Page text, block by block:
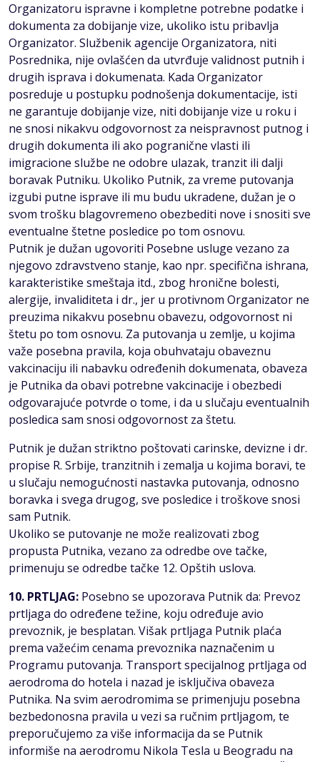
Organizatoru ispravne i kompletne potrebne podatke i
dokumenta za dobijanje vize, ukoliko istu pribavlja
Organizator. Službenik agencije Organizatora, niti
Posrednika, nije ovlašćen da utvrđuje validnost putnih i
drugih isprava i dokumenata. Kada Organizator
posreduje u postupku podnošenja dokumentacije, isti
ne garantuje dobijanje vize, niti dobijanje vize u roku i
ne snosi nikakvu odgovornost za neispravnost putnog i
drugih dokumenta ili ako pogranične vlasti ili
imigracione službe ne odobre ulazak, tranzit ili dalji
boravak Putniku. Ukoliko Putnik, za vreme putovanja
izgubi putne isprave ili mu budu ukradene, dužan je o
svom trošku blagovremeno obezbediti nove i snositi sve
eventualne štetne posledice po tom osnovu.
Putnik je dužan ugovoriti Posebne usluge vezano za
njegovo zdravstveno stanje, kao npr. specifična ishrana,
karakteristike smeštaja itd., zbog hronične bolesti,
alergije, invaliditeta i dr., jer u protivnom Organizator ne
preuzima nikakvu posebnu obavezu, odgovornost ni
štetu po tom osnovu. Za putovanja u zemlje, u kojima
važe posebna pravila, koja obuhvataju obaveznu
vakcinaciju ili nabavku određenih dokumenata, obaveza
je Putnika da obavi potrebne vakcinacije i obezbedi
odgovarajuće potvrde o tome, i da u slučaju eventualnih
posledica sam snosi odgovornost za štetu.
Putnik je dužan striktno poštovati carinske, devizne i dr.
propise R. Srbije, tranzitnih i zemalja u kojima boravi, te
u slučaju nemogućnosti nastavka putovanja, odnosno
boravka i svega drugog, sve posledice i troškove snosi
sam Putnik.
Ukoliko se putovanje ne može realizovati zbog
propusta Putnika, vezano za odredbe ove tačke,
primenuju se odredbe tačke 12. Opštih uslova.
10. PRTLJAG: Posebno se upozorava Putnik da: Prevoz
prtljaga do određene težine, koju određuje avio
prevoznik, je besplatan. Višak prtljaga Putnik plaća
prema važećim cenama prevoznika naznačenim u
Programu putovanja. Transport specijalnog prtljaga od
aerodroma do hotela i nazad je isključiva obaveza
Putnika. Na svim aerodromima se primenjuju posebna
bezbedonosna pravila u vezi sa ručnim prtljagom, te
preporučujemo za više informacija da se Putnik
informiše na aerodromu Nikola Tesla u Beogradu na